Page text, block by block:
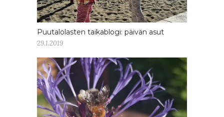
Puutalolasten taikablogi: päivän asut
29.1.2019